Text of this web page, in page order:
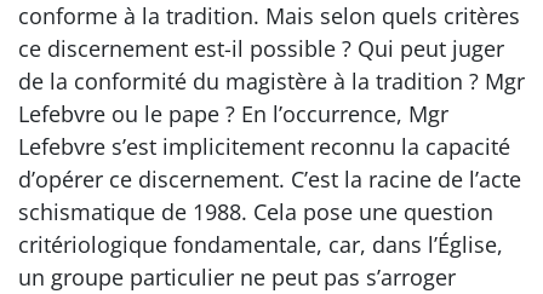
conforme à la tradition. Mais selon quels critères
ce discernement est-il possible ? Qui peut juger
de la conformité du magistère à la tradition ? Mgr
Lefebvre ou le pape ? En l’occurrence, Mgr
Lefebvre s’est implicitement reconnu la capacité
d’opérer ce discernement. C’est la racine de l’acte
schismatique de 1988. Cela pose une question
critériologique fondamentale, car, dans l’Église,
un groupe particulier ne peut pas s’arroger